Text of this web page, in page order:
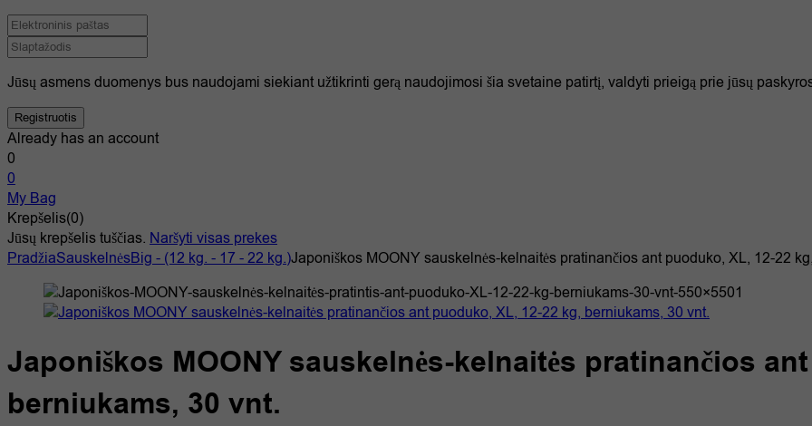
Jūsų asmens duomenys bus naudojami siekiant užtikrinti gerą naudojimosi šia svetaine patirtį, valdyti prieigą prie jūsų
Already has an account
0
0
My Bag
Krepšelis(0)
Jūsų krepšelis tuščias. Naršyti visas prekes
PradžiaSauskelnėsBig - (12 kg. - 17 - 22 kg.)Japoniškos MOONY sauskelnės-kelnaitės pratinančios ant puoduko, XL, 12-22
Japoniškos MOONY sauskelnės-kelnaitės pratinančios
berniukams, 30 vnt.